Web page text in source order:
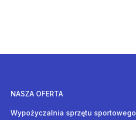
NASZA OFERTA
Wypożyczalnia sprzętu sportowego